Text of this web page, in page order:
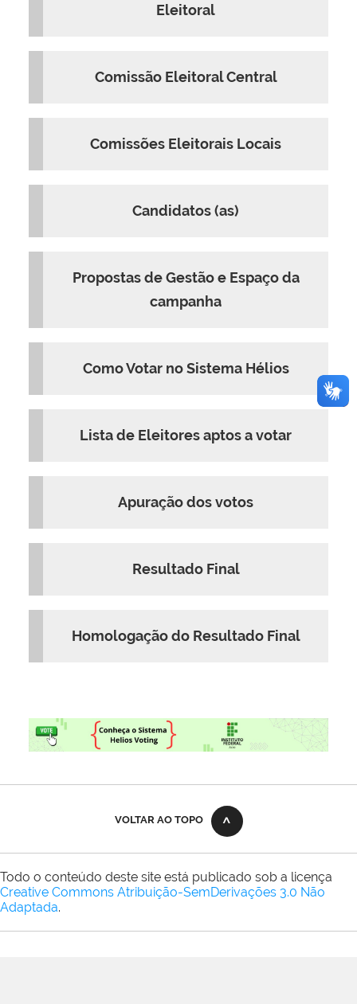
Eleitoral
Comissão Eleitoral Central
Comissões Eleitorais Locais
Candidatos (as)
Propostas de Gestão e Espaço da
campanha
Como Votar no Sistema Hélios
Lista de Eleitores aptos a votar
Apuração dos votos
Resultado Final
Homologação do Resultado Final
VOLTAR AO TOPO
Todo o conteúdo deste site está publicado sob a licença
Creative Commons Atribuição-SemDerivações 3.0 Não
Adaptada.